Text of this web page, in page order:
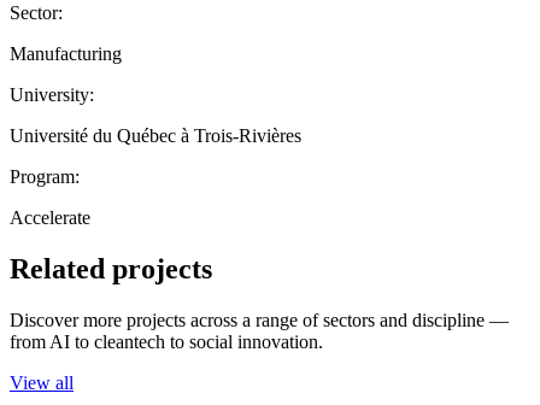
Sector:
Manufacturing
University:
Université du Québec à Trois-Rivières
Program:
Accelerate
Related projects
Discover more projects across a range of sectors and discipline —
from AI to cleantech to social innovation.
View all